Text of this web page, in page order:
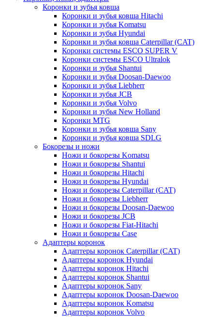
Коронки и зубья ковша
Коронки и зубья ковша Hitachi
Коронки и зубья Komatsu
Коронки и зубья Hyundai
Коронки и зубья ковша Caterpillar (CAT)
Коронки системы ESCO SUPER V
Коронки системы ESCO Ultralok
Коронки и зубья Shantui
Коронки и зубья Doosan-Daewoo
Коронки и зубья Liebherr
Коронки и зубья JCB
Коронки и зубья Volvo
Коронки и зубья New Holland
Коронки MTG
Коронки и зубья ковша Sany
Коронки и зубья ковша SDLG
Бокорезы и ножи
Ножи и бокорезы Komatsu
Ножи и бокорезы Shantui
Ножи и бокорезы Hitachi
Ножи и бокорезы Hyundai
Ножи и бокорезы Caterpillar (CAT)
Ножи и бокорезы Liebherr
Ножи и бокорезы Doosan-Daewoo
Ножи и бокорезы JCB
Ножи и бокорезы Fiat-Hitachi
Ножи и бокорезы Case
Адаптеры коронок
Адаптеры коронок Caterpillar (CAT)
Адаптеры коронок Hyundai
Адаптеры коронок Hitachi
Адаптеры коронок Shantui
Адаптеры коронок Sany
Адаптеры коронок Doosan-Daewoo
Адаптеры коронок Komatsu
Адаптеры коронок Volvo